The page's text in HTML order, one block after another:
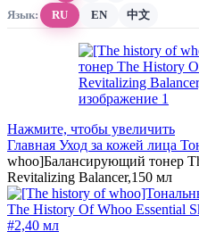
Язык:
RU EN 中文
Нажмите, чтобы увеличить
Главная Уход за кожей лица
whoo]Балансирующий тонер
Revitalizing Balancer,150 мл